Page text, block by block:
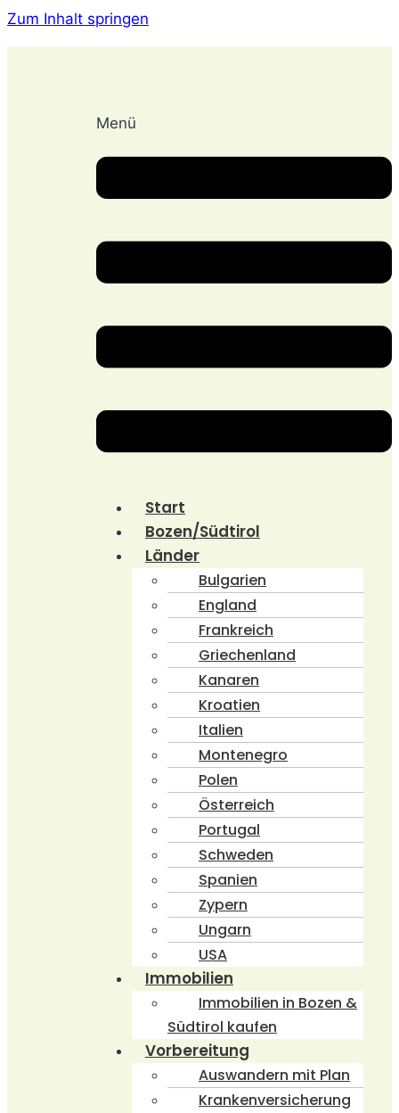
Zum Inhalt springen
Menü
Start
Bozen/Südtirol
Länder
Bulgarien
England
Frankreich
Griechenland
Kanaren
Kroatien
Italien
Montenegro
Polen
Österreich
Portugal
Schweden
Spanien
Zypern
Ungarn
USA
Immobilien
Immobilien in Bozen &
Südtirol kaufen
Vorbereitung
Auswandern mit Plan
Krankenversicherung